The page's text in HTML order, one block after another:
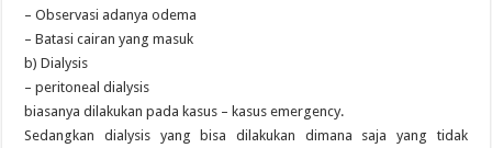
– Observasi adanya odema
– Batasi cairan yang masuk
b) Dialysis
– peritoneal dialysis
biasanya dilakukan pada kasus – kasus emergency.
Sedangkan dialysis yang bisa dilakukan dimana saja yang tidak